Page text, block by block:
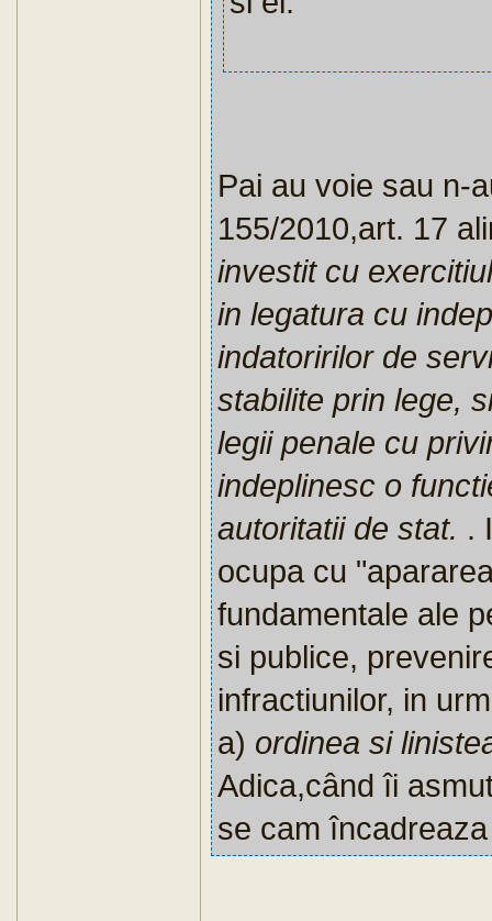
Pai au voie sau n-
155/2010,art. 17
investit cu
in legatura cu
indatoririlor de
stabilite prin lege,
legii penale cu
indeplinesc o
autoritatii de stat. .
ocupa cu
fundamentale ale
si publice,
infractiunilor, in
a) ordinea si
Adica,când îi
se cam